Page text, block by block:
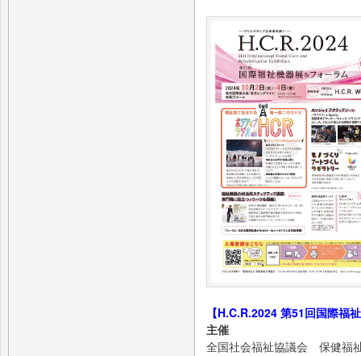
【H.C.R.2024 第51回国際福
主催
全国社会福祉協議会 保健福